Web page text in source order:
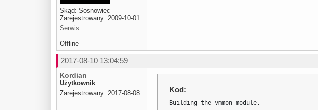
Skąd: Sosnowiec
Zarejestrowany: 2009-10-01
Serwis
Offline
2017-08-10 13:04:59
Kordian
Użytkownik
Zarejestrowany: 2017-08-08
Kod:
Building the vmmon module.